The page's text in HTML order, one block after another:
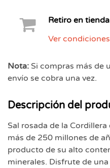
Retiro en tienda
Ver condiciones
Nota: Si compras más de
envío se cobra una vez.
Descripción del
Sal rosada de la
más de 250 millones de
producto de su alto
minerales. Disfrute de